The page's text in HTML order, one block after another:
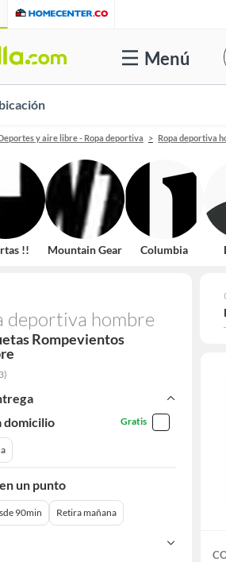
Menú
y aire libre - Ropa deportiva Ropa deportiva
!! Mountain Gear Columbia
deportiva hombre
)
domicilio
Gratis
un punto
90min Retira mañana